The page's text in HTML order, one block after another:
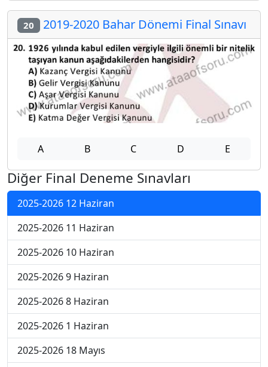
20 2019-2020 Bahar Dönemi Final Sınavı
A B C D E
Diğer Final Deneme Sınavları
2025-2026 12 Haziran
2025-2026 11 Haziran
2025-2026 10 Haziran
2025-2026 9 Haziran
2025-2026 8 Haziran
2025-2026 1 Haziran
2025-2026 18 Mayıs